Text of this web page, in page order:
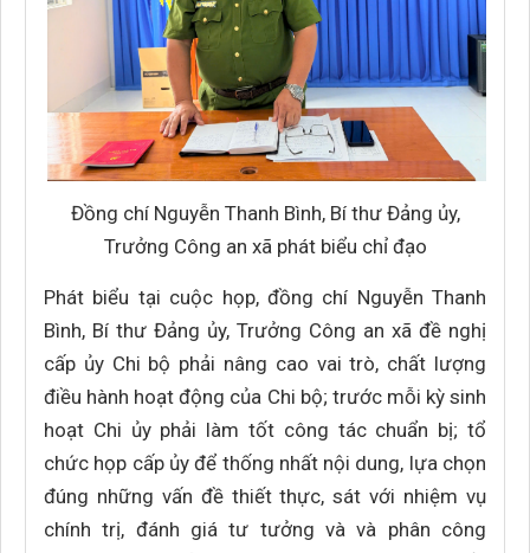
Đồng chí Nguyễn Thanh Bình, Bí thư Đảng ủy,
Trưởng Công an xã phát biểu chỉ đạo
Phát biểu tại cuộc họp, đồng chí Nguyễn Thanh
Bình, Bí thư Đảng ủy, Trưởng Công an xã đề nghị
cấp ủy Chi bộ phải nâng cao vai trò, chất lượng
điều hành hoạt động của Chi bộ; trước mỗi kỳ sinh
hoạt Chi ủy phải làm tốt công tác chuẩn bị; tổ
chức họp cấp ủy để thống nhất nội dung, lựa chọn
đúng những vấn đề thiết thực, sát với nhiệm vụ
chính trị, đánh giá tư tưởng và và phân công